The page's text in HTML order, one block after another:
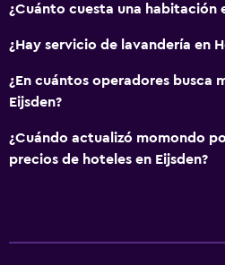
¿Cuánto cuesta una habitación
¿Hay servicio de lavandería en
¿En cuántos operadores busca
Eijsden?
¿Cuándo actualizó momondo
precios de hoteles en Eijsden?